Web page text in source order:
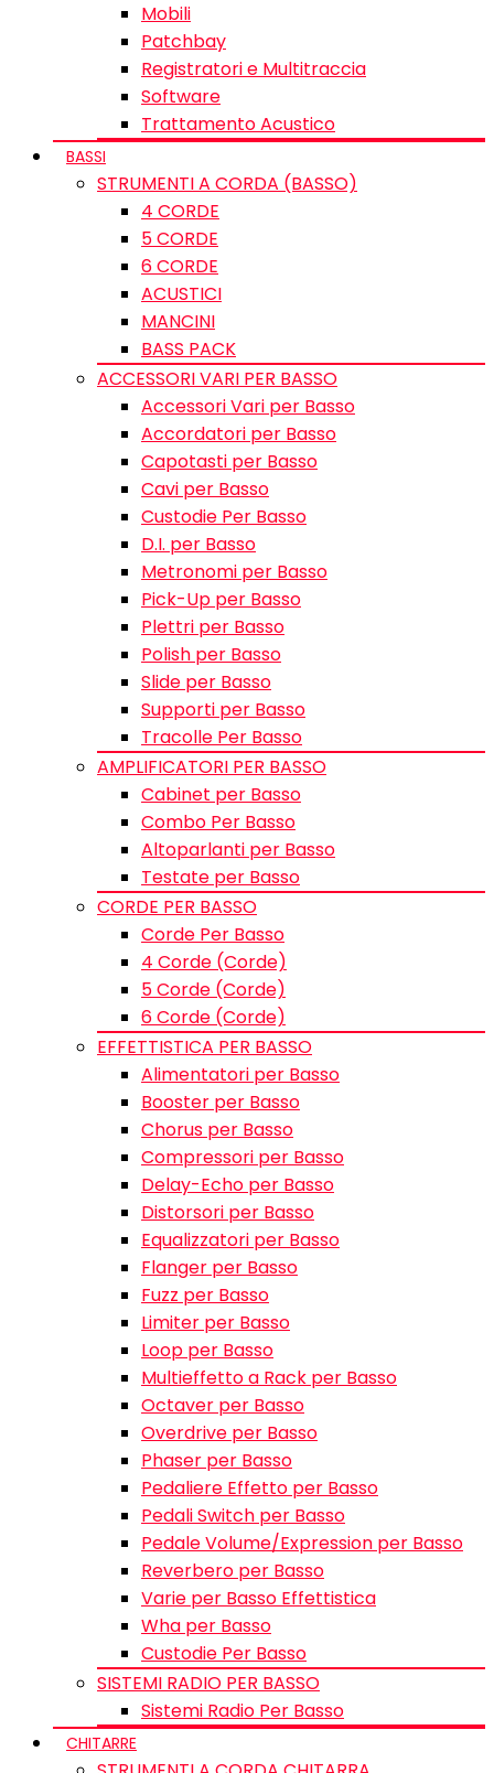
Mobili
Patchbay
Registratori e Multitraccia
Software
Trattamento Acustico
BASSI
STRUMENTI A CORDA (BASSO)
4 CORDE
5 CORDE
6 CORDE
ACUSTICI
MANCINI
BASS PACK
ACCESSORI VARI PER BASSO
Accessori Vari per Basso
Accordatori per Basso
Capotasti per Basso
Cavi per Basso
Custodie Per Basso
D.I. per Basso
Metronomi per Basso
Pick-Up per Basso
Plettri per Basso
Polish per Basso
Slide per Basso
Supporti per Basso
Tracolle Per Basso
AMPLIFICATORI PER BASSO
Cabinet per Basso
Combo Per Basso
Altoparlanti per Basso
Testate per Basso
CORDE PER BASSO
Corde Per Basso
4 Corde (Corde)
5 Corde (Corde)
6 Corde (Corde)
EFFETTISTICA PER BASSO
Alimentatori per Basso
Booster per Basso
Chorus per Basso
Compressori per Basso
Delay-Echo per Basso
Distorsori per Basso
Equalizzatori per Basso
Flanger per Basso
Fuzz per Basso
Limiter per Basso
Loop per Basso
Multieffetto a Rack per Basso
Octaver per Basso
Overdrive per Basso
Phaser per Basso
Pedaliere Effetto per Basso
Pedali Switch per Basso
Pedale Volume/Expression per Basso
Reverbero per Basso
Varie per Basso Effettistica
Wha per Basso
Custodie Per Basso
SISTEMI RADIO PER BASSO
Sistemi Radio Per Basso
CHITARRE